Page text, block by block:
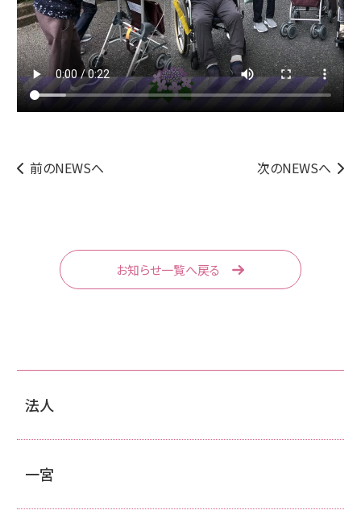
前のNEWSへ 次のNEWSへ
お知らせ一覧へ戻る
法人
一宮